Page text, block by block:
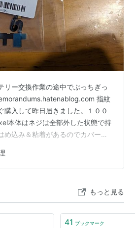
リー交換作業の途中でぶっちぎっ
指紋
購入して昨日届きました。１００
本体はネジは全部外した状態で持
め込み＆粘着があるのでカバーを
けました。カメラと指紋センサー
を基板に取り付けるところがちょ
か取り付けました。研究室ほど工
ンセットくらい買っておこう。
もっと見る
41 ブックマーク